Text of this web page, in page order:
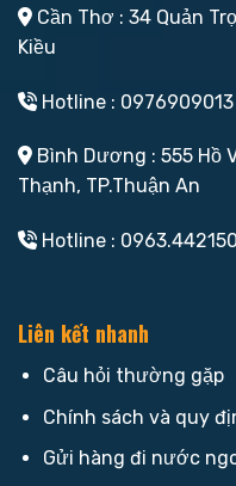
Cần Thơ : 34 Quản
Kiều
Hotline : 0976909013
Bình Dương : 555 Hồ
Thạnh, TP.Thuận An
Hotline :
Liên kết nhanh
Câu hỏi thường gặp
Chính sách và quy
Gửi hàng đi nước